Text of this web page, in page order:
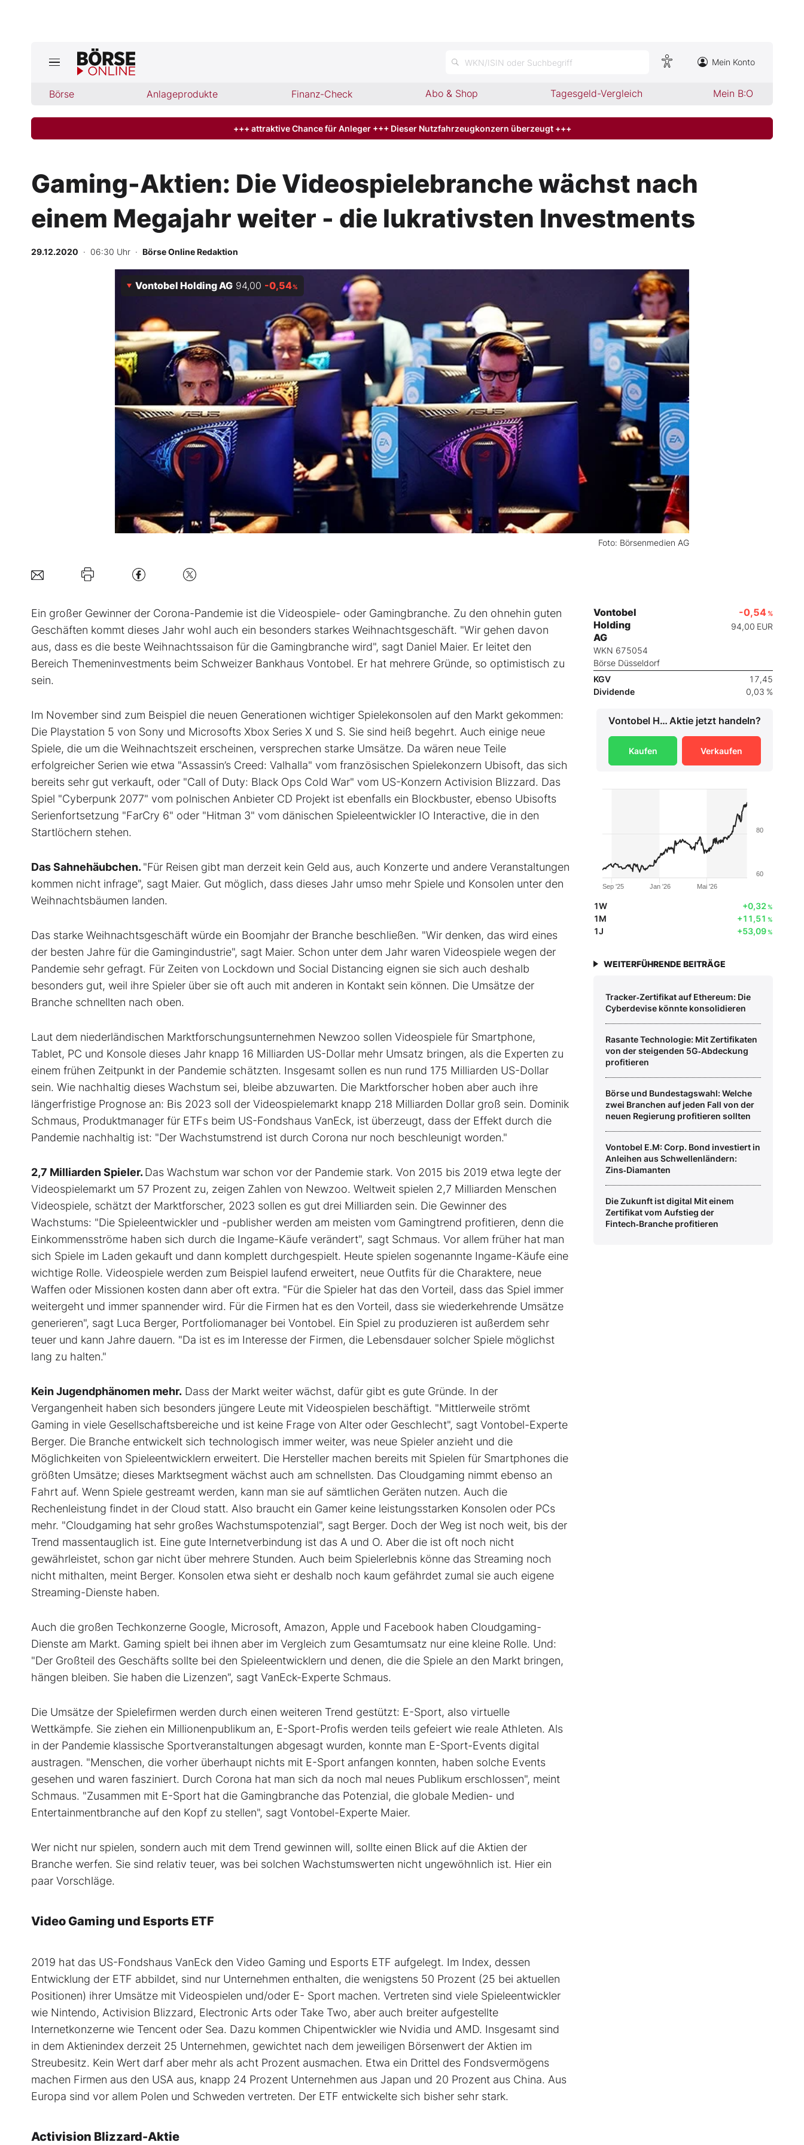
WKN/ISIN oder Suchbegriff Mein Konto
Börse Anlageprodukte Finanz-Check Abo & Shop Tagesgeld-Vergleich Mein B:O
Börse
Abo & Shop
BO-Musterdepots
Experten
Mein B:O
Mein Konto
Folgen Sie uns
Kontakt
+++ attraktive Chance für Anleger +++ Dieser Nutzfahrzeugkonzern überzeugt +++
Gaming-Aktien: Die Videospielebranche wächst nach
einem Megajahr weiter - die lukrativsten Investments
29.12.2020 · 06:30 Uhr · Börse Online Redaktion
Foto: Börsenmedien AG
Vontobel Holding AG 94,00 -0,54%
Ein großer Gewinner der Corona-Pandemie ist die Videospiele- oder Gamingbranche. Zu den ohnehin guten
Geschäften kommt dieses Jahr wohl auch ein besonders starkes Weihnachtsgeschäft. "Wir gehen davon
aus, dass es die beste Weihnachtssaison für die Gamingbranche wird", sagt Daniel Maier. Er leitet den
Bereich Themeninvestments beim Schweizer Bankhaus Vontobel. Er hat mehrere Gründe, so optimistisch zu
sein.
Im November sind zum Beispiel die neuen Generationen wichtiger Spielekonsolen auf den Markt gekommen:
Die Playstation 5 von Sony und Microsofts Xbox Series X und S. Sie sind heiß begehrt. Auch einige neue
Spiele, die um die Weihnachtszeit erscheinen, versprechen starke Umsätze. Da wären neue Teile
erfolgreicher Serien wie etwa "Assassin’s Creed: Valhalla" vom französischen Spielekonzern Ubisoft, das sich
bereits sehr gut verkauft, oder "Call of Duty: Black Ops Cold War" vom US-Konzern Activision Blizzard. Das
Spiel "Cyberpunk 2077" vom polnischen Anbieter CD Projekt ist ebenfalls ein Blockbuster, ebenso Ubisofts
Serienfortsetzung "FarCry 6" oder "Hitman 3" vom dänischen Spieleentwickler IO Interactive, die in den
Startlöchern stehen.
Das Sahnehäubchen."Für Reisen gibt man derzeit kein Geld aus, auch Konzerte und andere Veranstaltungen
kommen nicht infrage", sagt Maier. Gut möglich, dass dieses Jahr umso mehr Spiele und Konsolen unter den
Weihnachtsbäumen landen.
Das starke Weihnachtsgeschäft würde ein Boomjahr der Branche beschließen. "Wir denken, das wird eines
der besten Jahre für die Gamingindustrie", sagt Maier. Schon unter dem Jahr waren Videospiele wegen der
Pandemie sehr gefragt. Für Zeiten von Lockdown und Social Distancing eignen sie sich auch deshalb
besonders gut, weil ihre Spieler über sie oft auch mit anderen in Kontakt sein können. Die Umsätze der
Branche schnellten nach oben.
Laut dem niederländischen Marktforschungsunternehmen Newzoo sollen Videospiele für Smartphone,
Tablet, PC und Konsole dieses Jahr knapp 16 Milliarden US-Dollar mehr Umsatz bringen, als die Experten zu
einem frühen Zeitpunkt in der Pandemie schätzten. Insgesamt sollen es nun rund 175 Milliarden US-Dollar
sein. Wie nachhaltig dieses Wachstum sei, bleibe abzuwarten. Die Marktforscher hoben aber auch ihre
längerfristige Prognose an: Bis 2023 soll der Videospielemarkt knapp 218 Milliarden Dollar groß sein. Dominik
Schmaus, Produktmanager für ETFs beim US-Fondshaus VanEck, ist überzeugt, dass der Effekt durch die
Pandemie nachhaltig ist: "Der Wachstumstrend ist durch Corona nur noch beschleunigt worden."
2,7 Milliarden Spieler.Das Wachstum war schon vor der Pandemie stark. Von 2015 bis 2019 etwa legte der
Videospielemarkt um 57 Prozent zu, zeigen Zahlen von Newzoo. Weltweit spielen 2,7 Milliarden Menschen
Videospiele, schätzt der Marktforscher, 2023 sollen es gut drei Milliarden sein. Die Gewinner des
Wachstums: "Die Spieleentwickler und -publisher werden am meisten vom Gamingtrend profitieren, denn die
Einkommensströme haben sich durch die Ingame-Käufe verändert", sagt Schmaus. Vor allem früher hat man
sich Spiele im Laden gekauft und dann komplett durchgespielt. Heute spielen sogenannte Ingame-Käufe eine
wichtige Rolle. Videospiele werden zum Beispiel laufend erweitert, neue Outfits für die Charaktere, neue
Waffen oder Missionen kosten dann aber oft extra. "Für die Spieler hat das den Vorteil, dass das Spiel immer
weitergeht und immer spannender wird. Für die Firmen hat es den Vorteil, dass sie wiederkehrende Umsätze
generieren", sagt Luca Berger, Portfoliomanager bei Vontobel. Ein Spiel zu produzieren ist außerdem sehr
teuer und kann Jahre dauern. "Da ist es im Interesse der Firmen, die Lebensdauer solcher Spiele möglichst
lang zu halten."
Kein Jugendphänomen mehr. Dass der Markt weiter wächst, dafür gibt es gute Gründe. In der
Vergangenheit haben sich besonders jüngere Leute mit Videospielen beschäftigt. "Mittlerweile strömt
Gaming in viele Gesellschaftsbereiche und ist keine Frage von Alter oder Geschlecht", sagt Vontobel-Experte
Berger. Die Branche entwickelt sich technologisch immer weiter, was neue Spieler anzieht und die
Möglichkeiten von Spieleentwicklern erweitert. Die Hersteller machen bereits mit Spielen für Smartphones die
größten Umsätze; dieses Marktsegment wächst auch am schnellsten. Das Cloudgaming nimmt ebenso an
Fahrt auf. Wenn Spiele gestreamt werden, kann man sie auf sämtlichen Geräten nutzen. Auch die
Rechenleistung findet in der Cloud statt. Also braucht ein Gamer keine leistungsstarken Konsolen oder PCs
mehr. "Cloudgaming hat sehr großes Wachstumspotenzial", sagt Berger. Doch der Weg ist noch weit, bis der
Trend massentauglich ist. Eine gute Internetverbindung ist das A und O. Aber die ist oft noch nicht
gewährleistet, schon gar nicht über mehrere Stunden. Auch beim Spielerlebnis könne das Streaming noch
nicht mithalten, meint Berger. Konsolen etwa sieht er deshalb noch kaum gefährdet zumal sie auch eigene
Streaming-Dienste haben.
Auch die großen Techkonzerne Google, Microsoft, Amazon, Apple und Facebook haben Cloudgaming-
Dienste am Markt. Gaming spielt bei ihnen aber im Vergleich zum Gesamtumsatz nur eine kleine Rolle. Und:
"Der Großteil des Geschäfts sollte bei den Spieleentwicklern und denen, die die Spiele an den Markt bringen,
hängen bleiben. Sie haben die Lizenzen", sagt VanEck-Experte Schmaus.
Die Umsätze der Spielefirmen werden durch einen weiteren Trend gestützt: E-Sport, also virtuelle
Wettkämpfe. Sie ziehen ein Millionenpublikum an, E-Sport-Profis werden teils gefeiert wie reale Athleten. Als
in der Pandemie klassische Sportveranstaltungen abgesagt wurden, konnte man E-Sport-Events digital
austragen. "Menschen, die vorher überhaupt nichts mit E-Sport anfangen konnten, haben solche Events
gesehen und waren fasziniert. Durch Corona hat man sich da noch mal neues Publikum erschlossen", meint
Schmaus. "Zusammen mit E-Sport hat die Gamingbranche das Potenzial, die globale Medien- und
Entertainmentbranche auf den Kopf zu stellen", sagt Vontobel-Experte Maier.
Wer nicht nur spielen, sondern auch mit dem Trend gewinnen will, sollte einen Blick auf die Aktien der
Branche werfen. Sie sind relativ teuer, was bei solchen Wachstumswerten nicht ungewöhnlich ist. Hier ein
paar Vorschläge.
Video Gaming und Esports ETF
2019 hat das US-Fondshaus VanEck den Video Gaming und Esports ETF aufgelegt. Im Index, dessen
Entwicklung der ETF abbildet, sind nur Unternehmen enthalten, die wenigstens 50 Prozent (25 bei aktuellen
Positionen) ihrer Umsätze mit Videospielen und/oder E- Sport machen. Vertreten sind viele Spieleentwickler
wie Nintendo, Activision Blizzard, Electronic Arts oder Take Two, aber auch breiter aufgestellte
Internetkonzerne wie Tencent oder Sea. Dazu kommen Chipentwickler wie Nvidia und AMD. Insgesamt sind
in dem Aktienindex derzeit 25 Unternehmen, gewichtet nach dem jeweiligen Börsenwert der Aktien im
Streubesitz. Kein Wert darf aber mehr als acht Prozent ausmachen. Etwa ein Drittel des Fondsvermögens
machen Firmen aus den USA aus, knapp 24 Prozent Unternehmen aus Japan und 20 Prozent aus China. Aus
Europa sind vor allem Polen und Schweden vertreten. Der ETF entwickelte sich bisher sehr stark.
Activision Blizzard-Aktie
Vontobel
Holding
AG
WKN 675054
Börse Düsseldorf
-0,54 %
94,00 EUR
KGV
17,45
Dividende
0,03 %
Vontobel Holding AG Aktie jetzt handeln?
Kaufen Verkaufen
Jan '26
Sep '25 Mai '26
60
80
1W +0,32%
1M +11,51 %
1J +53,09%
WEITERFÜHRENDE BEITRÄGE
Tracker‑Zertifikat auf Ethereum: Die
Cyberdevise könnte konsolidieren
Rasante Technologie: Mit Zertifikaten
von der steigenden 5G‑Abdeckung
profitieren
Börse und Bundestagswahl: Welche
zwei Branchen auf jeden Fall von der
neuen Regierung profitieren sollten
Vontobel E.M: Corp. Bond investiert in
Anleihen aus Schwellenländern:
Zins‑Diamanten
Die Zukunft ist digital Mit einem
Zertifikat vom Aufstieg der
Fintech‑Branche profitieren